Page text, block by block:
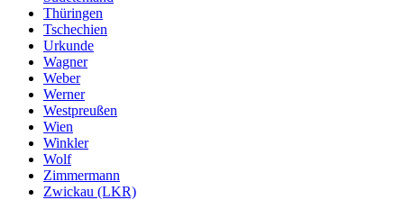
Thüringen
Tschechien
Urkunde
Wagner
Weber
Werner
Westpreußen
Wien
Winkler
Wolf
Zimmermann
Zwickau (LKR)